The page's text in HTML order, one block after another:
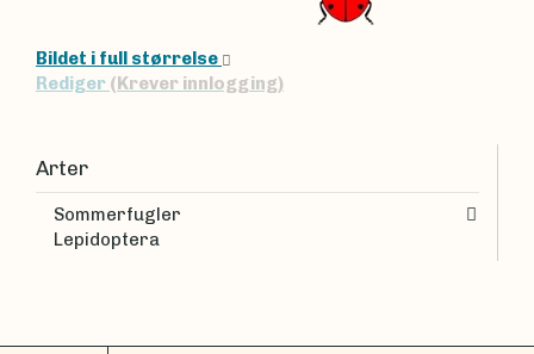
Bildet i full størrelse
Rediger (Krever innlogging)
Arter
Sommerfugler
Lepidoptera